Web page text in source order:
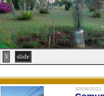
3 slide
30/06/2022